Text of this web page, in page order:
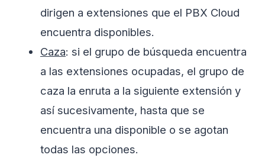
dirigen a extensiones que el PBX Cloud
encuentra disponibles.
Caza: si el grupo de búsqueda encuentra
a las extensiones ocupadas, el grupo de
caza la enruta a la siguiente extensión y
así sucesivamente, hasta que se
encuentra una disponible o se agotan
todas las opciones.